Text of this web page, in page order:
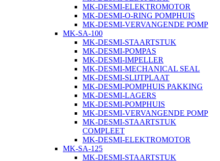
MK-DESMI-ELEKTROMOTOR
MK-DESMI-O-RING POMPHUIS
MK-DESMI-VERVANGENDE POMP
MK-SA-100
MK-DESMI-STAARTSTUK
MK-DESMI-POMPAS
MK-DESMI-IMPELLER
MK-DESMI-MECHANICAL SEAL
MK-DESMI-SLIJTPLAAT
MK-DESMI-POMPHUIS PAKKING
MK-DESMI-LAGERS
MK-DESMI-POMPHUIS
MK-DESMI-VERVANGENDE POMP
MK-DESMI-STAARTSTUK
COMPLEET
MK-DESMI-ELEKTROMOTOR
MK-SA-125
MK-DESMI-STAARTSTUK